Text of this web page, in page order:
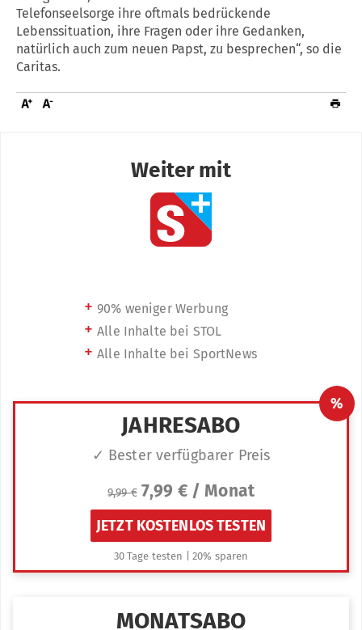
Telefonseelsorge ihre oftmals bedrückende
Lebenssituation, ihre Fragen oder ihre Gedanken,
natürlich auch zum neuen Papst, zu besprechen“, so die
Caritas.